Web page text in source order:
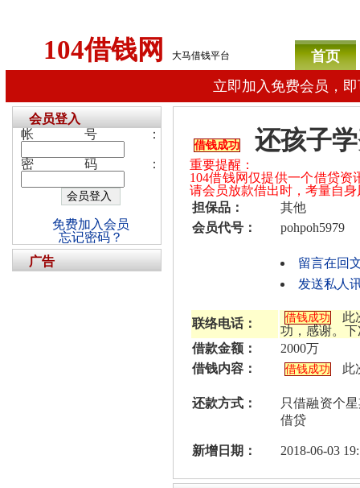
104借钱网 大马借钱平台
首页
立即加入免费会员，
借钱成功 还孩子
重要提醒：
104借钱网仅提供一个借贷
请会员放款借出时，考量自
担保品：
其他
会员代号：
pohpoh5979
留言在回
发送私人
联络电话： 借钱成功
此
功，感谢。
借款金额：
2000万
借钱内容：
借钱成功 此
还款方式：
只借融资个
借贷
新增日期： 2018-06-03
会员登入
帐号：
密码：
免费加入会员
忘记密码？
广告